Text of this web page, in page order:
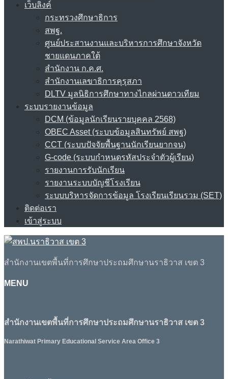
เว็บลิงค์
กระทรวงศึกษาธิการ
สพฐ.
ศูนย์ประสานงานและบริหารการศึกษาจังหวัด
ชายแดนภาคใต้
สำนักงาน ก.ค.ศ.
สำนักงานเลขาธิการคุรุสภา
DLTV มูลนิธิการศึกษาทางไกลผ่านดาวเทียม
ระบบรายงานข้อมูล
DCM (ข้อมูลนักเรียนรายบุคคล 2568)
OBEC Asset (ระบบข้อมูลสินทรัพย์ สพฐ)
CCT (ระบบปัจจัยพื้นฐานนักเรียนยากจน)
G-code (ระบบกำหนดรหัสประจำตัวผู้เรียน)
รายงานการรับนักเรียน
รายงานระบบบัญชีโรงเรียน
ระบบบริหารจัดการข้อมูล โรงเรียนเรียนรวม (SET)
ติดต่อเรา
เข้าสู่ระบบ
สำนักงานเขตพื้นที่การศึกษาประถมศึกษานราธิวาส เขต 3
MENU
สำนักงานเขตพื้นที่การศึกษาประถมศึกษานราธิวาส เขต 3
Narathiwat Primary Educational Service Area Office 3